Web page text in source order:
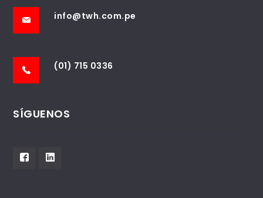
info@twh.com.pe
(01) 715 0336
SÍGUENOS